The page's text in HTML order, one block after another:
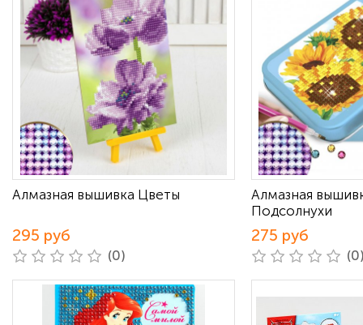
Алмазная вышивка Цветы
295 руб
(0)
Алмазная
Подсолнухи
275 руб